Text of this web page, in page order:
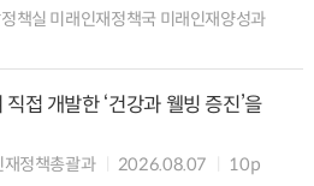
책실 미래인재정책국 미래인재양성과
접 개발한 ‘건강과 웰빙 증진’을
정책총괄과 2026.08.07 10p